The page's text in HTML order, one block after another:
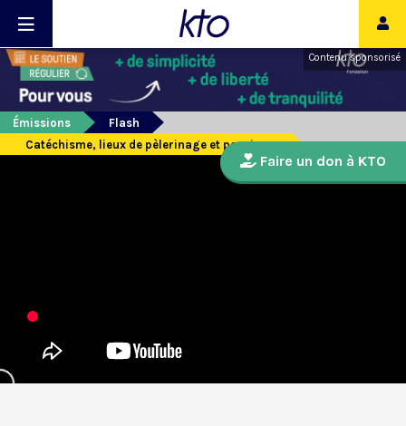
Contenu sponsorisé
Émissions
Flash
Catéchisme, lieux de pèlerinage et paroisses
Faire un don à KTO